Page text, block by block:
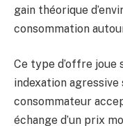
gain théorique
consommation
Ce type d’offre joue
indexation
consommateur
échange d’un prix